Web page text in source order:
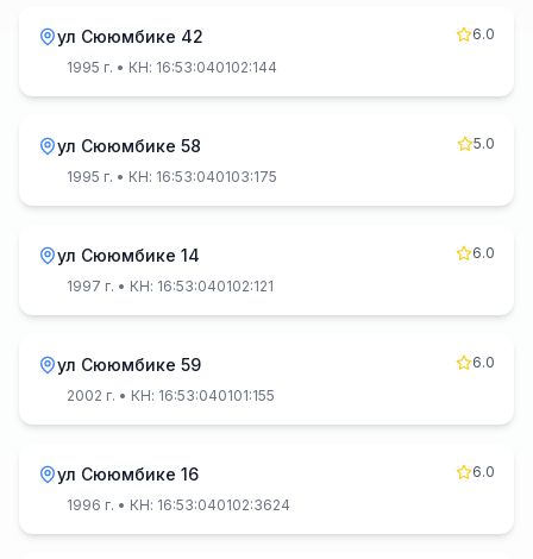
ул Сююмбике 42
6.0
1995 г. • КН: 16:53:040102:144
ул Сююмбике 58
5.0
1995 г. • КН: 16:53:040103:175
ул Сююмбике 14
6.0
1997 г. • КН: 16:53:040102:121
ул Сююмбике 59
6.0
2002 г. • КН: 16:53:040101:155
ул Сююмбике 16
6.0
1996 г. • КН: 16:53:040102:3624